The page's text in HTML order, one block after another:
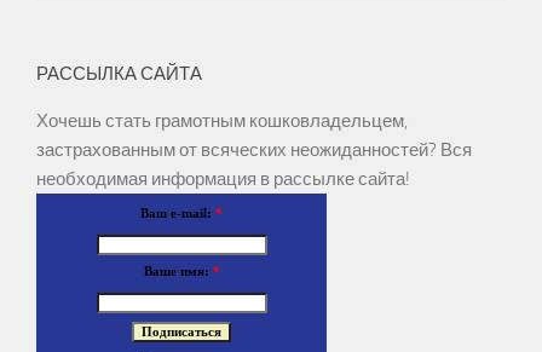
РАССЫЛКА САЙТА
Хочешь стать грамотным кошковладельцем,
застрахованным от всяческих неожиданностей? Вся
необходимая информация в рассылке сайта!
Ваш e-mail: *
Ваше имя: *